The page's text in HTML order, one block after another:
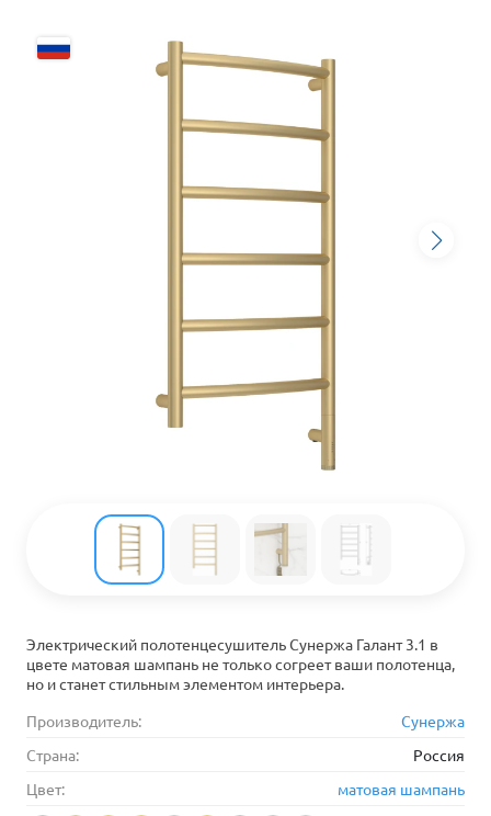
Электрический полотенцесушитель Сунержа Галант 3.1 в
цвете матовая шампань не только согреет ваши полотенца,
но и станет стильным элементом интерьера.
Производитель:
Сунержа
Страна:
Россия
Цвет:
матовая шампань